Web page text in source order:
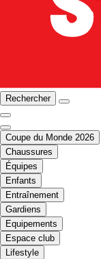
Rechercher
Coupe du Monde 2026
Chaussures
Équipes
Enfants
Entraînement
Gardiens
Equipements
Espace club
Lifestyle